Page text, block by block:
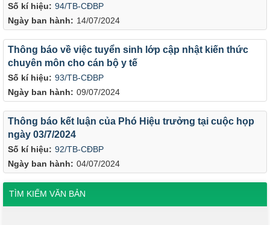
Số kí hiệu: 94/TB-CĐBP
Ngày ban hành: 14/07/2024
Số kí hiệu: 93/TB-CĐBP
Ngày ban hành: 09/07/2024
Thông báo về việc tuyển sinh lớp cập nhật kiến thức
chuyên môn cho cán bộ y tế
Số kí hiệu: 92/TB-CĐBP
Ngày ban hành: 04/07/2024
Thông báo kết luận của Phó Hiệu trưởng tại cuộc họp
ngày 03/7/2024
TÌM KIẾM VĂN BẢN